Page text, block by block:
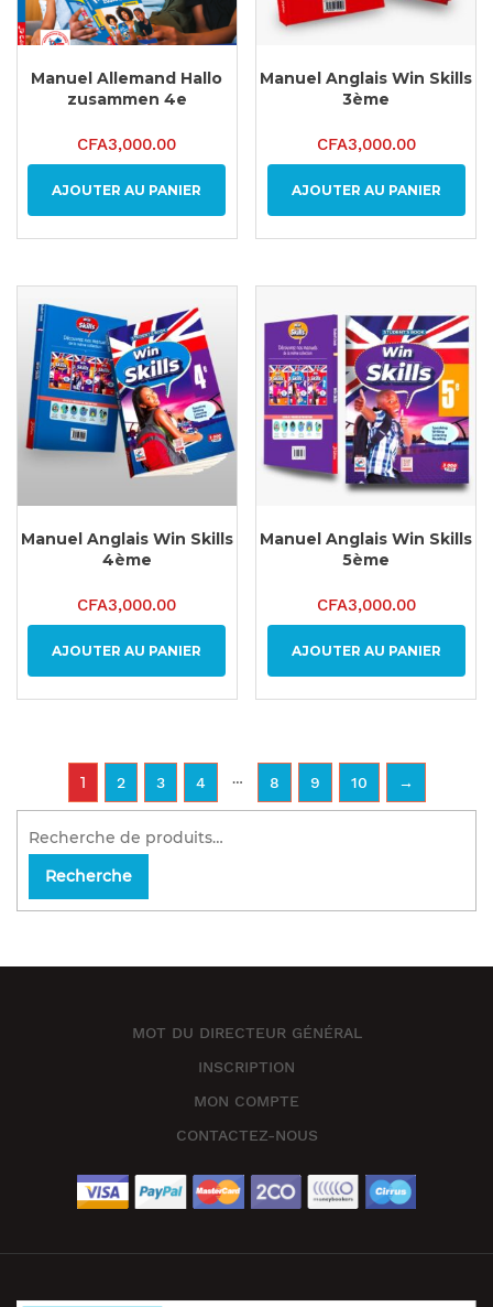
Manuel Allemand Hallo
zusammen 4e
CFA3,000.00
AJOUTER AU PANIER
Manuel Anglais Win Skills
3ème
CFA3,000.00
AJOUTER AU PANIER
Manuel Anglais Win Skills
4ème
CFA3,000.00
AJOUTER AU PANIER
Manuel Anglais Win Skills
5ème
CFA3,000.00
AJOUTER AU PANIER
1 2 3 4 … 8 9 10 →
Recherche
MOT DU DIRECTEUR GÉNÉRAL
INSCRIPTION
MON COMPTE
CONTACTEZ-NOUS